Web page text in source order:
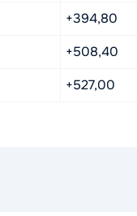
+394,80
+508,40
+527,00